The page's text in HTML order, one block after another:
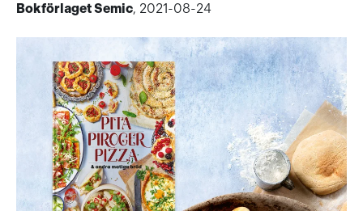
Bokförlaget Semic, 2021-08-24